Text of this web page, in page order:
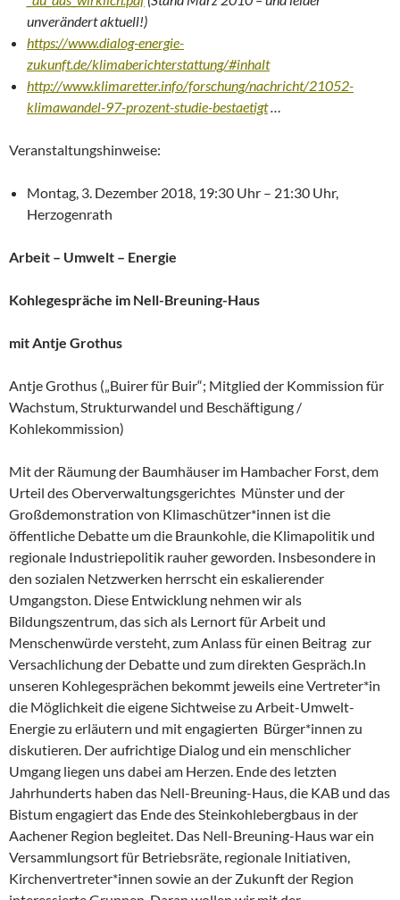
unverändert aktuell!)
https://www.dialog-energie-
zukunft.de/klimaberichterstattung/#inhalt
http://www.klimaretter.info/forschung/nachricht/21052-
klimawandel-97-prozent-studie-bestaetigt…
Veranstaltungshinweise:
Montag, 3. Dezember 2018, 19:30 Uhr – 21:30 Uhr,
Herzogenrath
Arbeit – Umwelt – Energie
Kohlegespräche im Nell-Breuning-Haus
mit Antje Grothus
Antje Grothus („Buirer für Buir“; Mitglied der Kommission für
Wachstum, Strukturwandel und Beschäftigung /
Kohlekommission)
Mit der Räumung der Baumhäuser im Hambacher Forst, dem
Urteil des Oberverwaltungsgerichtes Münster und der
Großdemonstration von Klimaschützer*innen ist die
öffentliche Debatte um die Braunkohle, die Klimapolitik und
regionale Industriepolitik rauher geworden. Insbesondere in
den sozialen Netzwerken herrscht ein eskalierender
Umgangston. Diese Entwicklung nehmen wir als
Bildungszentrum, das sich als Lernort für Arbeit und
Menschenwürde versteht, zum Anlass für einen Beitrag zur
Versachlichung der Debatte und zum direkten Gespräch.In
unseren Kohlegesprächen bekommt jeweils eine Vertreter*in
die Möglichkeit die eigene Sichtweise zu Arbeit-Umwelt-
Energie zu erläutern und mit engagierten Bürger*innen zu
diskutieren. Der aufrichtige Dialog und ein menschlicher
Umgang liegen uns dabei am Herzen. Ende des letzten
Jahrhunderts haben das Nell-Breuning-Haus, die KAB und das
Bistum engagiert das Ende des Steinkohlebergbaus in der
Aachener Region begleitet. Das Nell-Breuning-Haus war ein
Versammlungsort für Betriebsräte, regionale Initiativen,
Kirchenvertreter*innen sowie an der Zukunft der Region